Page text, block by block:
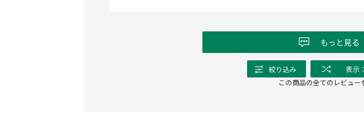
もっと見る
絞り込み
表示
この商品の全てのレビュー